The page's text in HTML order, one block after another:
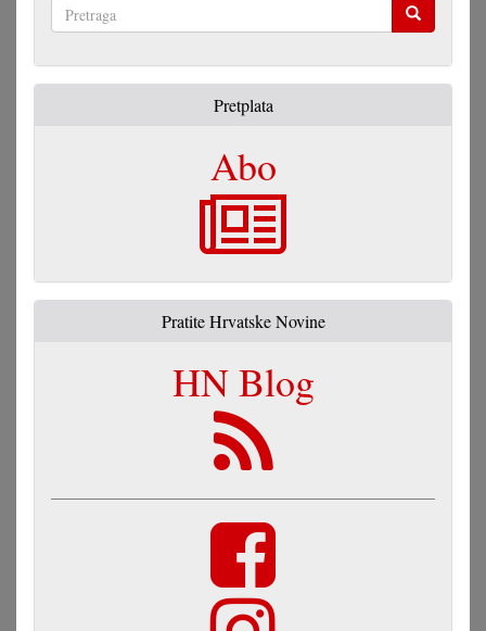
Pretplata
Abo
Pratite Hrvatske Novine
HN Blog